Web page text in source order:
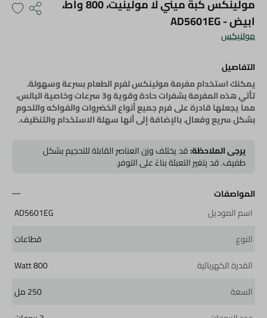
مولنيكس
مولينكس كبة ميني لا مولينيت، 800 واط،
ابيض - AD5601EG
التفاصيل
يمكنك استخدام مفرمة مولينكس لفرم الطعام بسرعة وسهولة.
تأتي هذه المفرمة بشفرات حادة وقوية و3 سرعات وخاصية البالس،
مما يجعلها قادرة على فرم جميع أنواع الخضروات والفواكه واللحوم
بشكل سريع وفعال. بالإضافة إلى أنها سهلة الاستخدام والتنظيف.
يرجى الملاحظة:قد يختلف وزن العناصر القابلة للتحجيم بشكل
طفيف. قد يتغير التعبئة بناءً على التوفر.
المواصفات
اسم الموديل
AD5601EG
النوع
قطاعات
القدرة الكهربائية
800 Watt
السعة
250 مل